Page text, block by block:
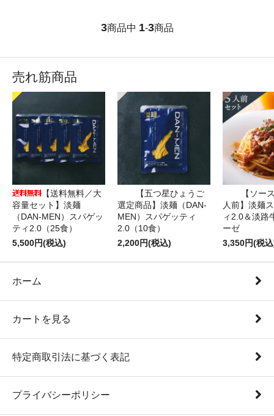
3商品中 1-3商品
売れ筋商品
【送料無料／大
容量セット】淡麺
（DAN-MEN）スパゲッ
ティ2.0（25食）
5,500円(税込)
【五つ星ひょうご
選定商品】淡麺（DAN-
MEN）スパゲッティ
2.0（10食）
2,200円(税込)
【ソー
人前】淡麺
ィ2.0＆淡路
ーゼ
3,350円(税
ホーム
カートを見る
特定商取引法に基づく表記
プライバシーポリシー